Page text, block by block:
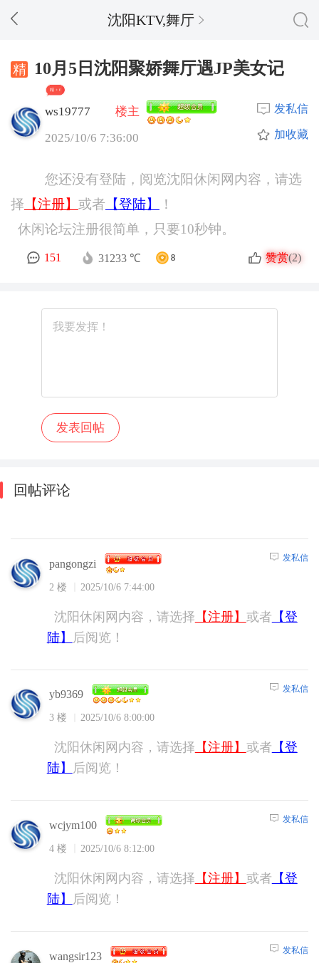
沈阳KTV,舞厅
10月5日沈阳聚娇舞厅遇JP美女记
精 + 6
ws19777
楼主
2025/10/6 7:36:00
发私信
加收藏
您还没有登陆，阅览沈阳休闲网内容，请选
择 【注册】 或者 【登陆】
！
休闲论坛注册很简单，只要10秒钟。
151 31233 ℃ 8 赞赏(2)
回帖评论
pangongzi
2 楼 2025/10/6 7:44:00
发私信
沈阳休闲网内容，请选择 【注册】 或者 【登
陆】
后阅览！
yb9369
3 楼 2025/10/6 8:00:00
发私信
沈阳休闲网内容，请选择 【注册】 或者 【登
陆】
后阅览！
wcjym100
4 楼 2025/10/6 8:12:00
发私信
沈阳休闲网内容，请选择 【注册】 或者 【登
陆】
后阅览！
wangsir123 发私信